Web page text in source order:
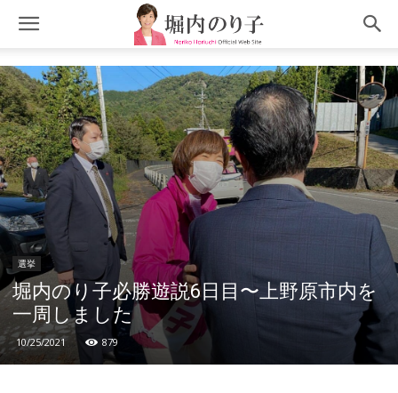
選挙
堀内のり子必勝遊説6日目〜上野原市内を
一周しました
10/25/2021 879